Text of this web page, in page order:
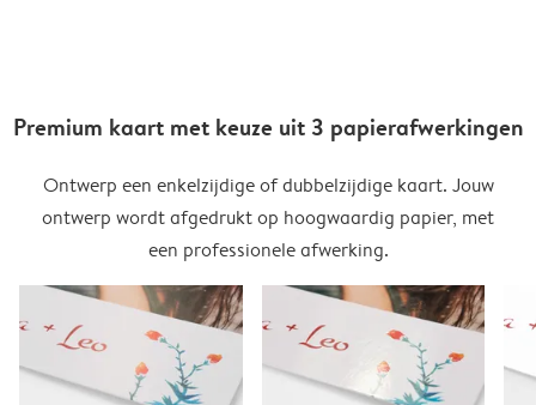
Premium kaart met keuze uit 3 papierafwerkingen
Ontwerp een enkelzijdige of dubbelzijdige kaart. Jouw
ontwerp wordt afgedrukt op hoogwaardig papier, met
een professionele afwerking.